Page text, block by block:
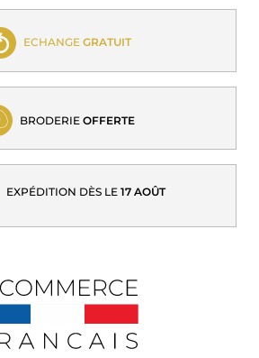
ECHANGE GRATUIT
BRODERIE OFFERTE
EXPÉDITION DÈS LE 17 AOÛT